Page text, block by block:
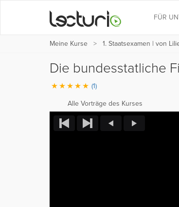
FÜR
Meine Kurse 1. Staatsexamen | von
Die bundesstatliche
(1)
Alle Vorträge des Kurses